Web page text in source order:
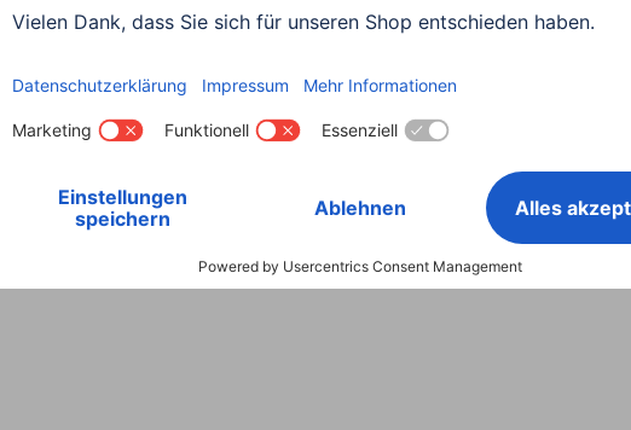
Land wählen
Garantiebestimmungen Konformitätserklärungen